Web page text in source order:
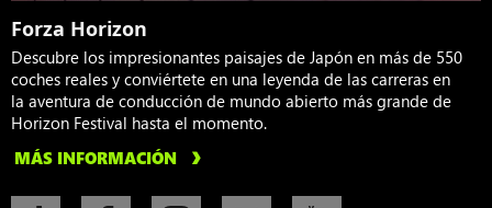
Forza Horizon
Descubre los impresionantes paisajes de Japón en más de 550
coches reales y conviértete en una leyenda de las carreras en
la aventura de conducción de mundo abierto más grande de
Horizon Festival hasta el momento.
MÁS INFORMACIÓN